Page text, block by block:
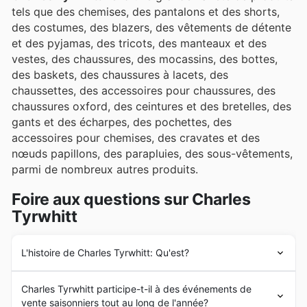
tels que des chemises, des pantalons et des shorts,
des costumes, des blazers, des vêtements de détente
et des pyjamas, des tricots, des manteaux et des
vestes, des chaussures, des mocassins, des bottes,
des baskets, des chaussures à lacets, des
chaussettes, des accessoires pour chaussures, des
chaussures oxford, des ceintures et des bretelles, des
gants et des écharpes, des pochettes, des
accessoires pour chemises, des cravates et des
nœuds papillons, des parapluies, des sous-vêtements,
parmi de nombreux autres produits.
Foire aux questions sur Charles
Tyrwhitt
L'histoire de Charles Tyrwhitt: Qu'est?
en tant qu'entreprise familiale de vente par
Charles Tyrwhitt participe-t-il à des événements de
vente saisonniers tout au long de l'année?